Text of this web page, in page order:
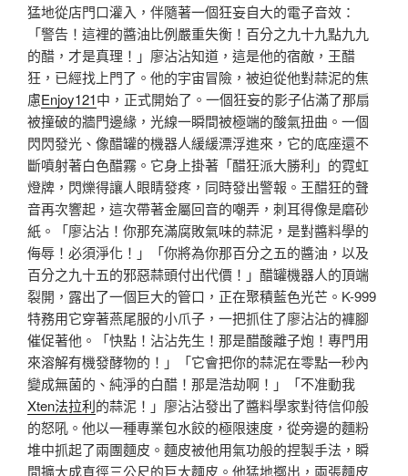
猛地從店門口灌入，伴隨著一個狂妄自大的電子音效：
「警告！這裡的醬油比例嚴重失衡！百分之九十九點九九
的醋，才是真理！」廖沾沾知道，這是他的宿敵，王醋
狂，已經找上門了。他的宇宙冒險，被迫從他對蒜泥的焦
慮Enjoy121中，正式開始了。一個狂妄的影子佔滿了那扇
被撞破的牆門邊緣，光線一瞬間被極端的酸氣扭曲。一個
閃閃發光、像醋罐的機器人緩緩漂浮進來，它的底座還不
斷噴射著白色醋霧。它身上掛著「醋狂派大勝利」的霓虹
燈牌，閃爍得讓人眼睛發疼，同時發出警報。王醋狂的聲
音再次響起，這次帶著金屬回音的嘲弄，刺耳得像是磨砂
紙。「廖沾沾！你那充滿腐敗氣味的蒜泥，是對醬料學的
侮辱！必須淨化！」「你將為你那百分之五的醬油，以及
百分之九十五的邪惡蒜頭付出代價！」醋罐機器人的頂端
裂開，露出了一個巨大的管口，正在聚積藍色光芒。K-999
特務用它穿著燕尾服的小爪子，一把抓住了廖沾沾的褲腳
催促著他。「快點！沾沾先生！那是醋酸離子炮！專門用
來溶解有機發酵物的！」「它會把你的蒜泥在零點一秒內
變成無菌的、純淨的白醋！那是浩劫啊！」「不准動我
Xten法拉利的蒜泥！」廖沾沾發出了醬料學家對待信仰般
的怒吼。他以一種專業包水餃的極限速度，從旁邊的麵粉
堆中抓起了兩團麵皮。麵皮被他用氣功般的捏製手法，瞬
間擴大成直徑三公尺的巨大麵皮。他猛地擲出，兩張麵皮